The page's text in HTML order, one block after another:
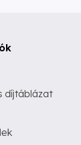
díjtáblázat